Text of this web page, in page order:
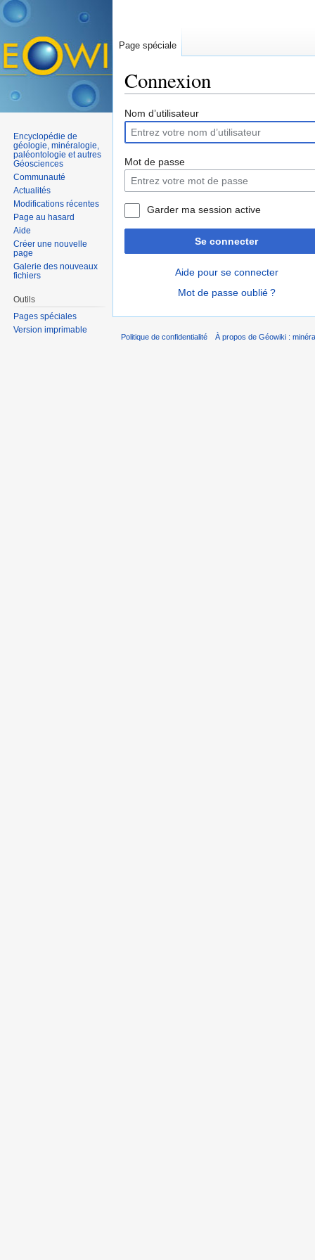
Connexion
Nom d’utilisateur
Mot de passe
Garder ma session active
Se connecter
Aide pour se connecter
Mot de passe oublié ?
Page spéciale
Encyclopédie de
géologie, minéralogie,
paléontologie et autres
Géosciences
Communauté
Actualités
Modifications récentes
Page au hasard
Aide
Créer une nouvelle
page
Galerie des nouveaux
fichiers
Outils
Pages spéciales
Version imprimable
Politique de confidentialité À propos de Géowiki :